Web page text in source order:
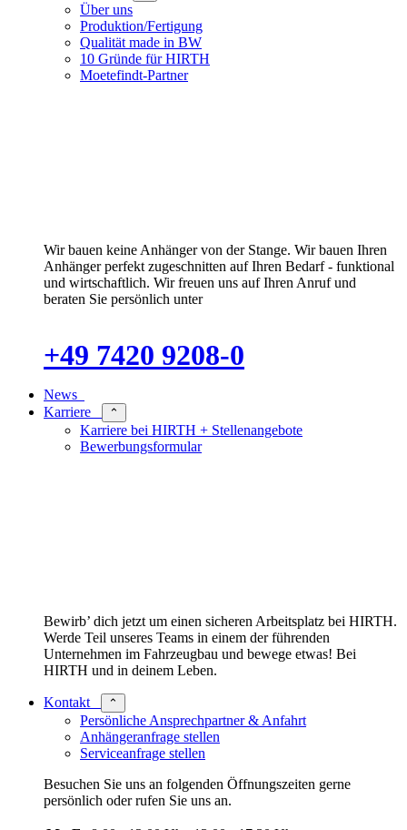
Über uns
Produktion/Fertigung
Qualität made in BW
10 Gründe für HIRTH
Moetefindt-Partner
Wir bauen keine Anhänger von der Stange. Wir bauen Ihren
Anhänger perfekt zugeschnitten auf Ihren Bedarf - funktional
und wirtschaftlich. Wir freuen uns auf Ihren Anruf und
beraten Sie persönlich unter
+49 7420 9208-0
News
Karriere
⌃
Karriere bei HIRTH + Stellenangebote
Bewerbungsformular
Bewirb’ dich jetzt um einen sicheren Arbeitsplatz bei HIRTH.
Werde Teil unseres Teams in einem der führenden
Unternehmen im Fahrzeugbau und bewege etwas! Bei
HIRTH und in deinem Leben.
Kontakt ⌃
Persönliche Ansprechpartner & Anfahrt
Anhängeranfrage stellen
Serviceanfrage stellen
Besuchen Sie uns an folgenden Öffnungszeiten gerne
persönlich oder rufen Sie uns an.